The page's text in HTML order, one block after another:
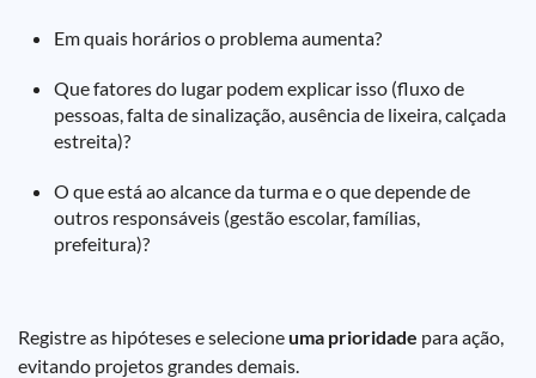
Em quais horários o problema aumenta?
Que fatores do lugar podem explicar isso (fluxo de
pessoas, falta de sinalização, ausência de lixeira, calçada
estreita)?
O que está ao alcance da turma e o que depende de
outros responsáveis (gestão escolar, famílias,
prefeitura)?
Registre as hipóteses e selecioneuma prioridade para ação,
evitando projetos grandes demais.